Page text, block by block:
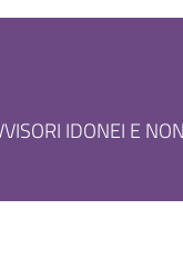
IDONEI E